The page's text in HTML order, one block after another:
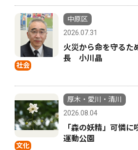
社会
中原区
2026.07.31
火災から命を守る
長 小川晶
文化
厚木・愛川・清川
2026.08.04
「森の妖精」可憐
運動公園